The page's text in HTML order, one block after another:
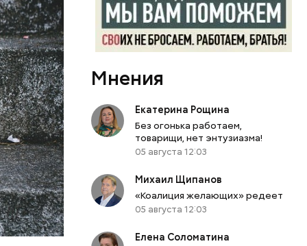
Мнения
Екатерина Рощина
Без огонька работаем,
товарищи, нет энтузиазма!
05 августа 12:03
Михаил Щипанов
«Коалиция желающих» редеет
05 августа 12:03
Елена Соломатина